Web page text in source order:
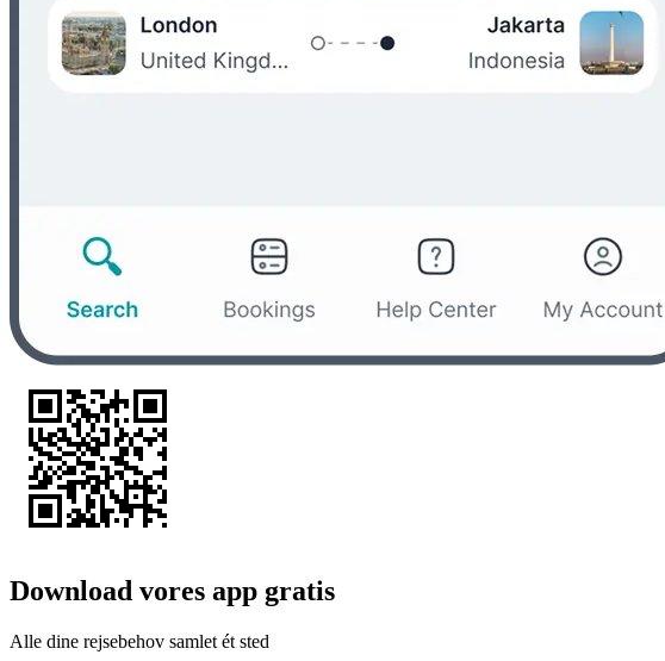
Download vores app gratis
Alle dine rejsebehov samlet ét sted